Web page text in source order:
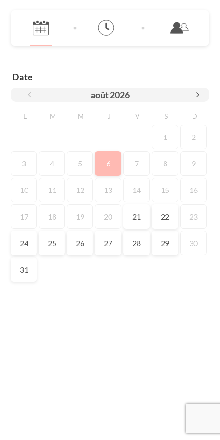
Date
août 2026
L M M J V S D
1 2
3 4 5 6 7 8 9
10 11 12 13 14 15 16
17 18 19 20 21 22 23
24 25 26 27 28 29 30
31